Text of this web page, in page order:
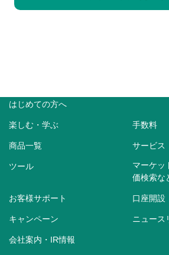
はじめての方へ
楽しむ・学ぶ 手数料
商品一覧 サービス
ツール
マーケッ
価検索な
お客様サポート 口座開設
キャンペーン ニュース
会社案内・IR情報